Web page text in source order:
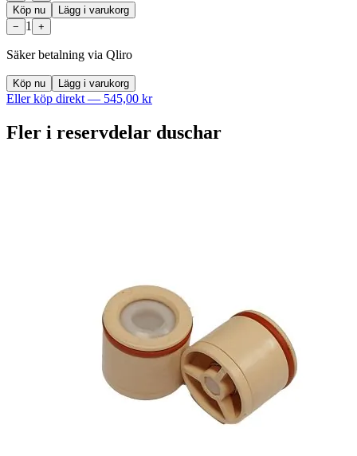
Köp nu
Lägg i varukorg
−
1 +
Säker betalning via Qliro
Köp nu Lägg i varukorg
Eller köp direkt — 545,00 kr
Fler i reservdelar duschar